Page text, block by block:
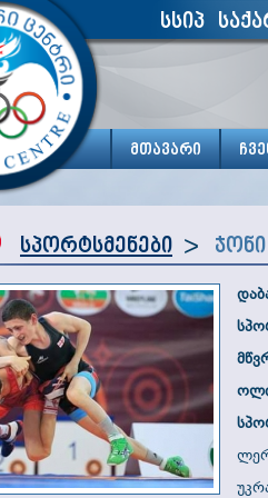
სსიპ
მთავარი
სპორტსმენები >